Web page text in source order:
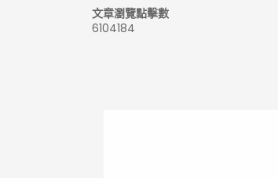
文章瀏覽點擊數
6104184